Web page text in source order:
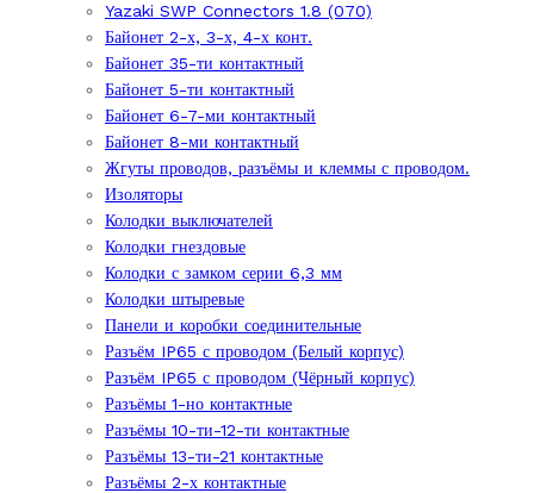
Yazaki SWP Connectors 1.8 (070)
Байонет 2-х, 3-х, 4-х конт.
Байонет 35-ти контактный
Байонет 5-ти контактный
Байонет 6-7-ми контактный
Байонет 8-ми контактный
Жгуты проводов, разъёмы и клеммы с проводом.
Изоляторы
Колодки выключателей
Колодки гнездовые
Колодки с замком серии 6,3 мм
Колодки штыревые
Панели и коробки соединительные
Разъём IP65 с проводом (Белый корпус)
Разъём IP65 с проводом (Чёрный корпус)
Разъёмы 1-но контактные
Разъёмы 10-ти-12-ти контактные
Разъёмы 13-ти-21 контактные
Разъёмы 2-х контактные